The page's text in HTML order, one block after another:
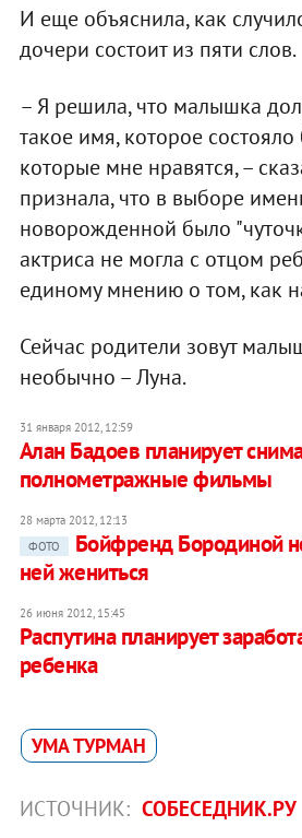
И еще объяснила, как
дочери состоит из пяти слов.
– Я решила, что малышка
такое имя, которое
которые мне нравятся, –
признала, что в выборе
новорожденной было
актриса не могла с отцом
единому мнению о том, как
Сейчас родители зовут
необычно – Луна.
31 января 2012, 12:59
Алан Бадоев планирует
полнометражные фильмы
28 марта 2012, 12:13
ФОТО
Бойфренд Бородиной
ней жениться
26 июня 2012, 15:45
Распутина планирует
ребенка
УМА ТУРМАН
ИСТОЧНИК: СОБЕСЕДНИК.РУ